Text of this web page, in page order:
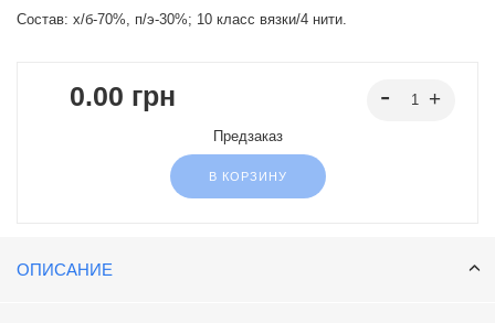
Состав: х/б-70%, п/э-30%; 10 класс вязки/4 нити.
0.00 грн
Предзаказ
В КОРЗИНУ
ОПИСАНИЕ